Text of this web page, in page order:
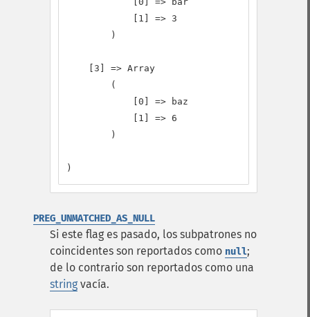
            [1] => 3
        )
    [3] => Array
        (
            [0] => baz
            [1] => 6
        )
)
PREG_UNMATCHED_AS_NULL
Si este flag es pasado, los subpatrones no
coincidentes son reportados como null;
de lo contrario son reportados como una
string vacía.